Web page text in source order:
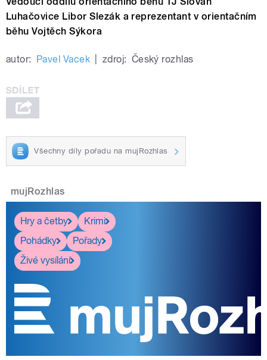
Luhačovice Libor Slezák a reprezentant v orientačním
běhu Vojtěch Sýkora
autor: Pavel Vacek zdroj: Český rozhlas
Všechny díly pořadu na mujRozhlas
mujRozhlas
Hry a četby
Krimi
Pohádky
Pořady
Živé vysílání